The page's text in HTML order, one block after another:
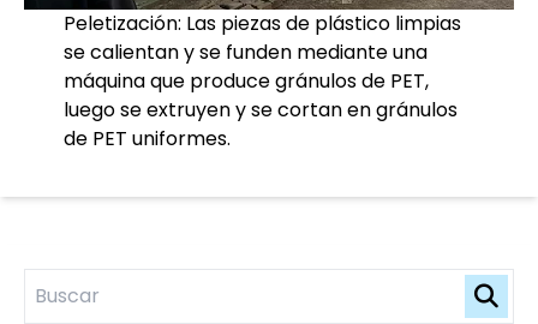
Peletización: Las piezas de plástico limpias
se calientan y se funden mediante una
máquina que produce gránulos de PET,
luego se extruyen y se cortan en gránulos
de PET uniformes.